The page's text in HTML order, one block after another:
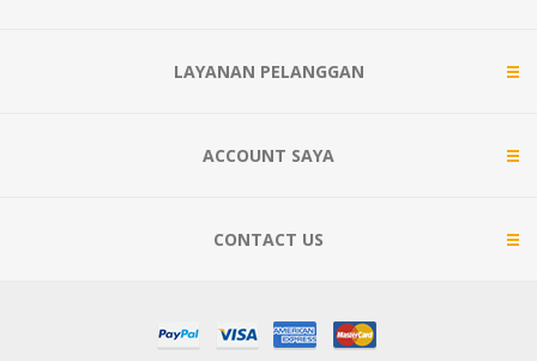
LAYANAN PELANGGAN
ACCOUNT SAYA
CONTACT US